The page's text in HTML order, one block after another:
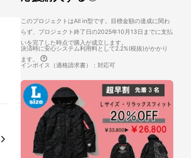
このプロジェクトはAll in型です。目標金額の達成に関わ
らず、プロジェクト終了日の2025年10月13日までに支払
いを完了した時点で購入が成立します。
決済時に安心システム利用料として2.2%(税抜)がかかり
ます。
インボイス（適格請求書）：対応可